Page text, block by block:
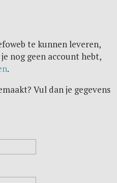
te kunnen leveren,
nog geen account hebt,
.
Vul dan je gegevens